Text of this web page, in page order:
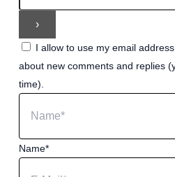
I allow to use my email
about new comments and replies
time).
Name*